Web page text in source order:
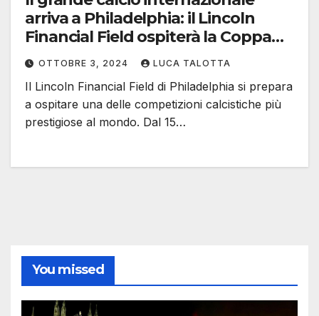
arriva a Philadelphia: il Lincoln
Financial Field ospiterà la Coppa
del Mondo per Club FIFA 2025
OTTOBRE 3, 2024 LUCA TALOTTA
Il Lincoln Financial Field di Philadelphia si prepara
a ospitare una delle competizioni calcistiche più
prestigiose al mondo. Dal 15…
You missed